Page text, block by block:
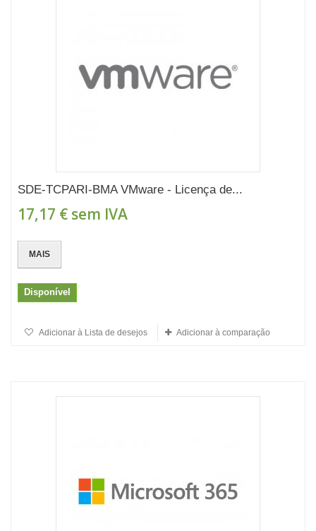
SDE-TCPARI-BMA VMware - Licença de...
17,17 € sem IVA
MAIS
Disponível
Adicionar à Lista de desejos Adicionar à comparação